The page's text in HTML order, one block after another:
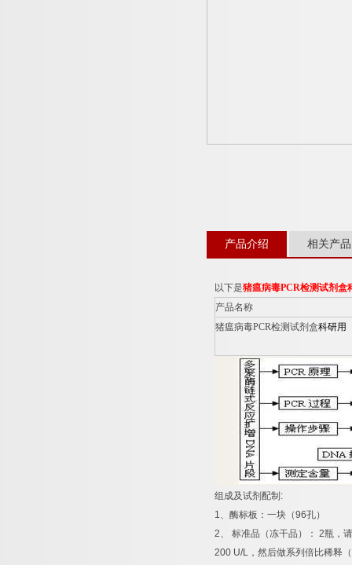
产品介绍 相关产品
以下是猪瘟病毒PCR检测试剂盒
产品名称
猪瘟病毒PCR检测试剂盒科研用
组成及试剂配制 :
1、酶标板：一块（96孔）
2、 标准品（冻干品）： 2瓶，
200 U/L ，然后做系列倍比稀释